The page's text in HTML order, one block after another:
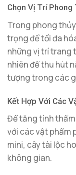
Chọn Vị Trí Phong
Trong phong
trọng để tối đa
những vị trí trang
nhiên để thu hút
tượng trong các
Kết Hợp Với Các
Để tăng tính
với các vật phẩm
mini, cây tài lộc
không gian.